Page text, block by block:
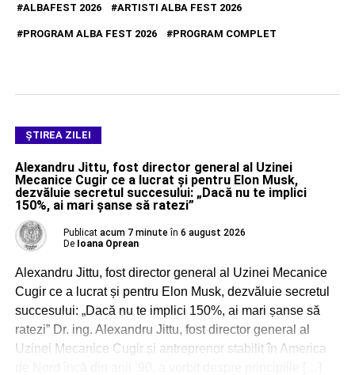
ALBAFEST 2026
ARTISTI ALBA FEST 2026
PROGRAM ALBA FEST 2026 PROGRAM COMPLET
ŞTIREA ZILEI
Alexandru Jittu, fost director general al Uzinei
Mecanice Cugir ce a lucrat și pentru Elon Musk,
dezvăluie secretul succesului: „Dacă nu te implici
150%, ai mari șanse să ratezi”
Publicat acum 7 minute în 6 august 2026
De Ioana Oprean
Alexandru Jittu, fost director general al Uzinei Mecanice
Cugir ce a lucrat și pentru Elon Musk, dezvăluie secretul
succesului: „Dacă nu te implici 150%, ai mari șanse să
ratezi” Dr. ing. Alexandru Jittu, fost director general al
Uzinei Mecanice Cugir și antreprenor stabilit în America